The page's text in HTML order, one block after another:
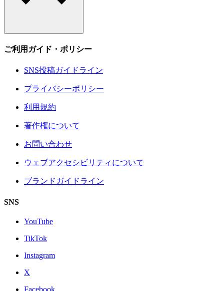
ご利用ガイド・ポリシー
SNS投稿ガイドライン
プライバシーポリシー
利用規約
著作権について
お問い合わせ
ウェブアクセシビリティについて
ブランドガイドライン
SNS
YouTube
TikTok
Instagram
X
Facebook